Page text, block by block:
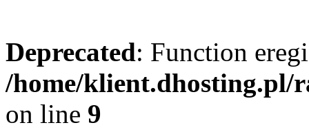
Deprecated: Function
/home/klient.dhosting.pl/
on line 9